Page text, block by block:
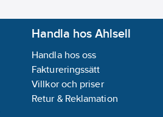
Handla hos Ahlsell
Handla hos oss
Faktureringssätt
Villkor och priser
Retur & Reklamation